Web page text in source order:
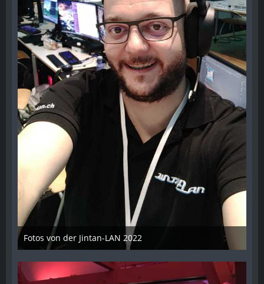
Fotos von der Jintan-LAN 2022
17. Oktober 2022